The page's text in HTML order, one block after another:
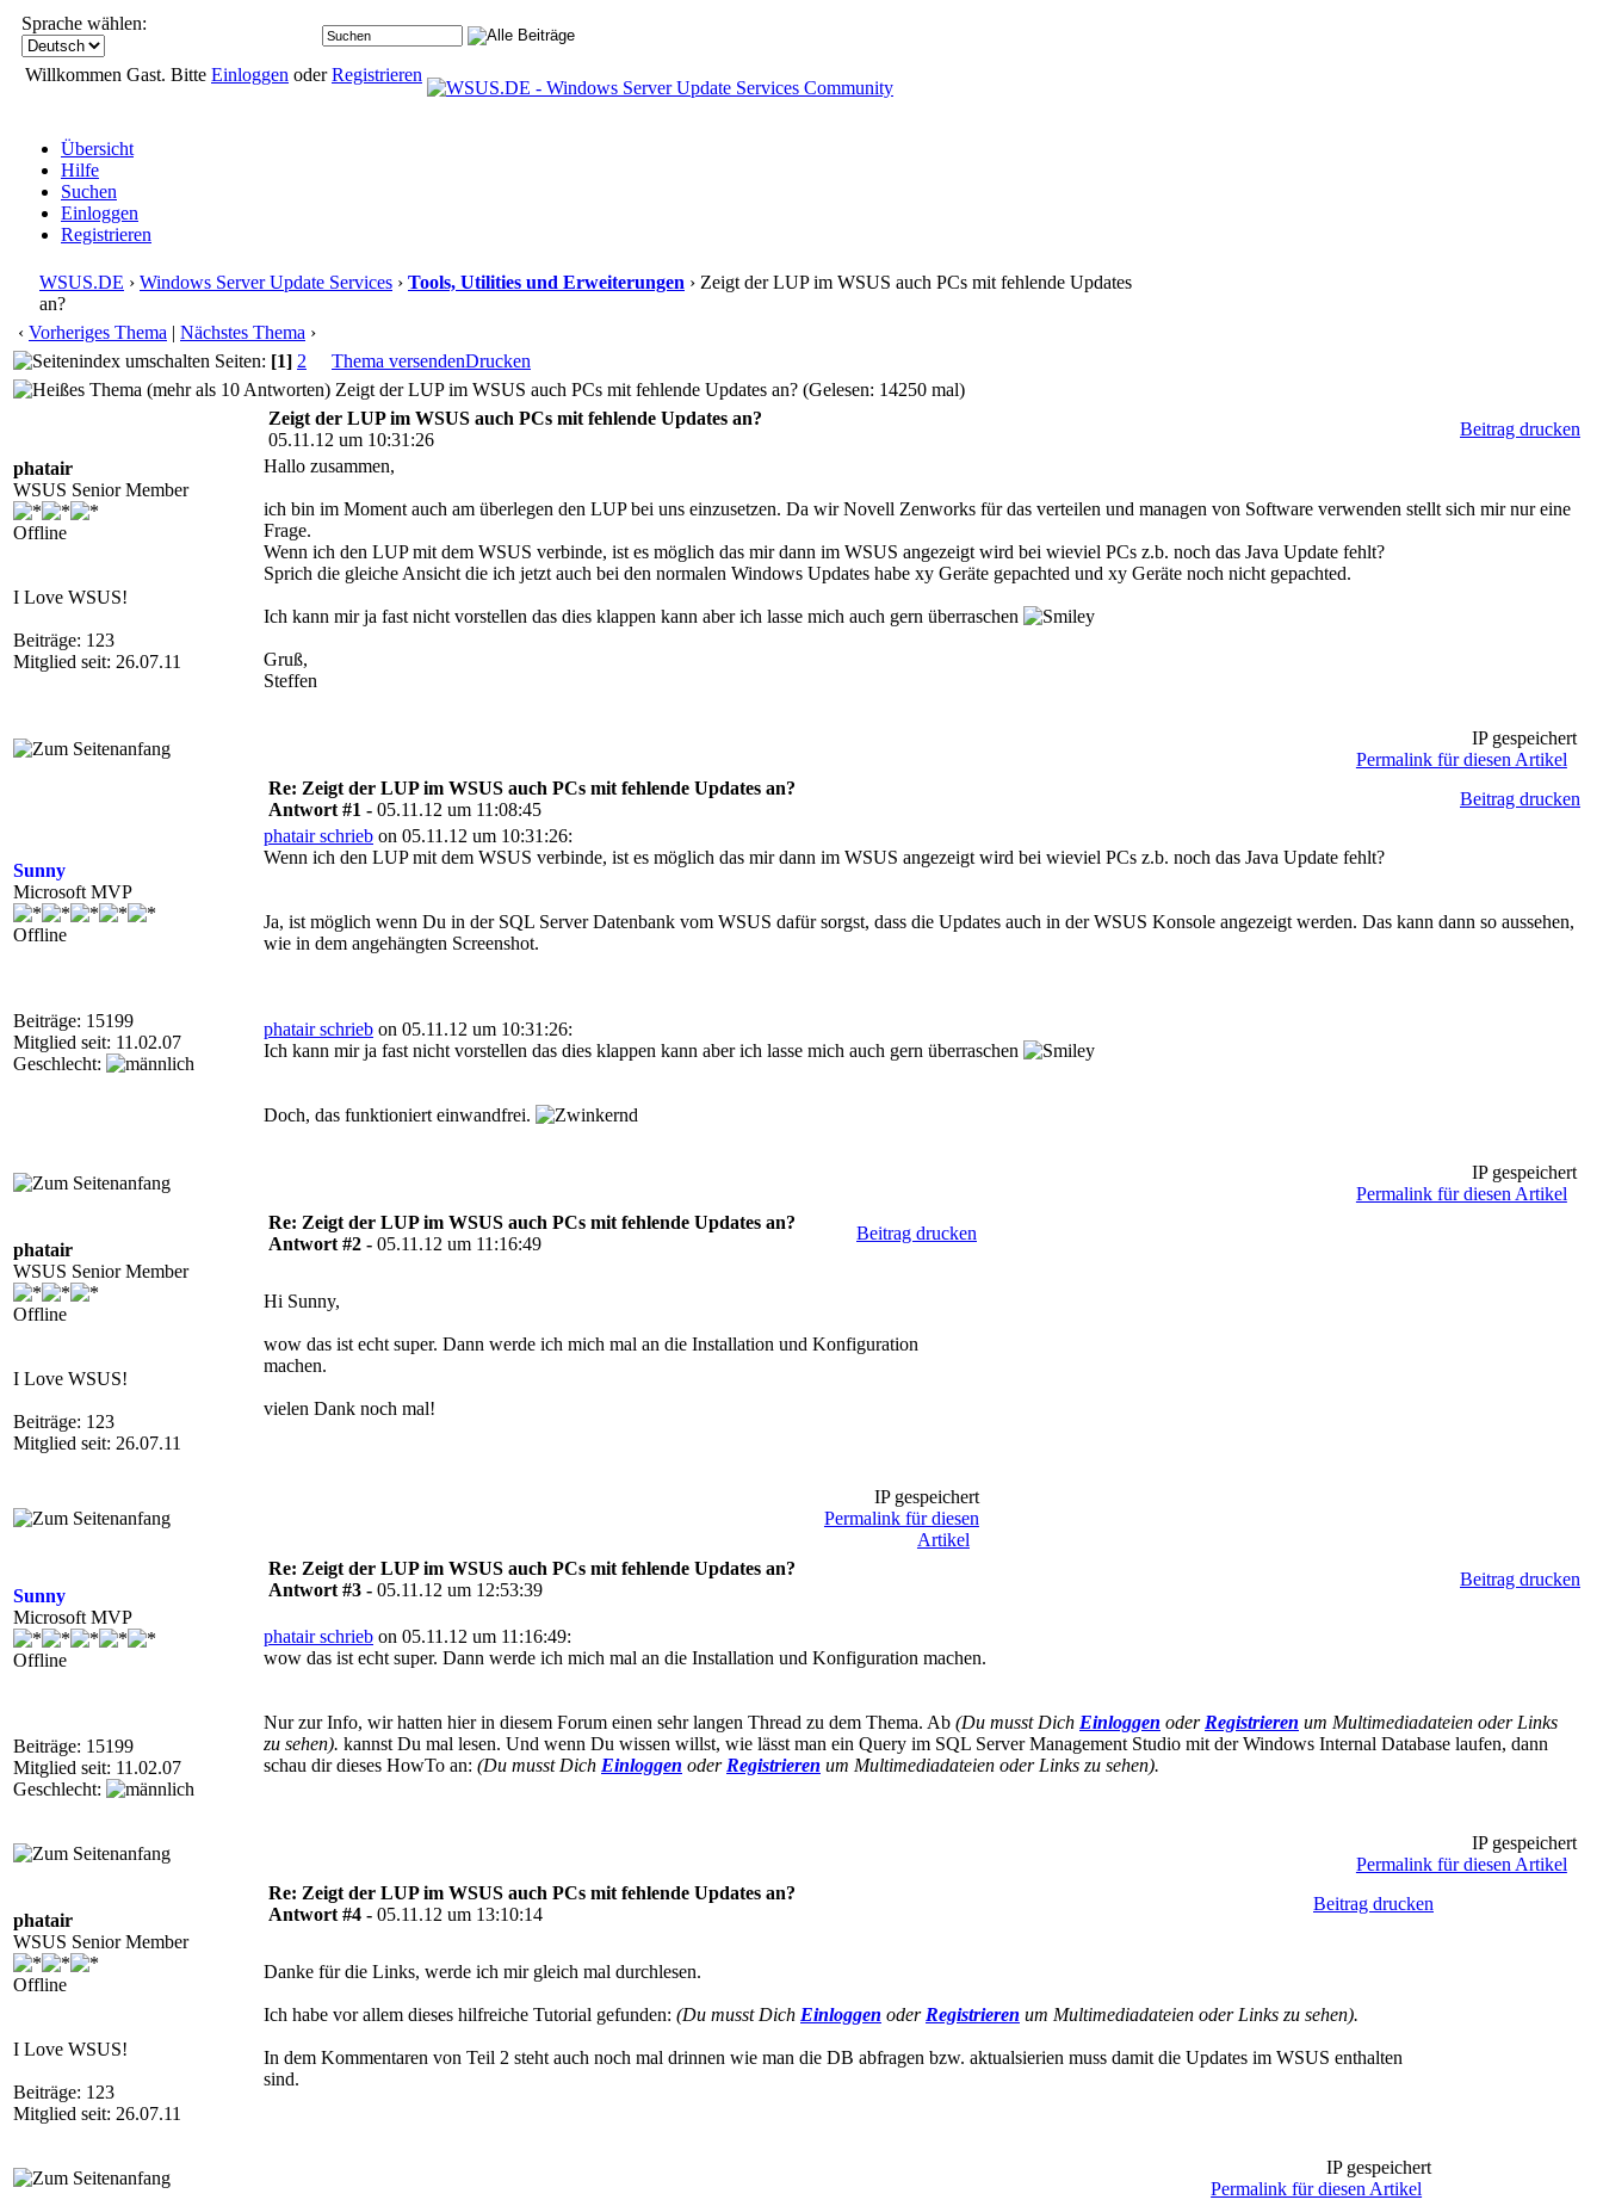
Sprache wählen:
Willkommen Gast. Bitte Einloggen oderRegistrieren
Übersicht
Hilfe
Suchen
Einloggen
Registrieren
WSUS.DE › Windows Server Update Services › Tools, Utilities und Erweiterungen › Zeigt der LUP im WSUS auch PCs mit fehlende Updates
an?
‹ Vorheriges Thema | Nächstes Thema ›
Seiten: [1] 2 Thema versendenDrucken
Zeigt der LUP im WSUS auch PCs mit fehlende Updates an? (Gelesen: 14250 mal)
phatair
WSUS Senior Member
Offline
I Love WSUS!
Beiträge: 123
Mitglied seit: 26.07.11
Zeigt der LUP im WSUS auch PCs mit fehlende Updates an?
05.11.12 um 10:31:26
Beitrag drucken
Hallo zusammen,
ich bin im Moment auch am überlegen den LUP bei uns einzusetzen. Da wir Novell Zenworks für das verteilen und managen von Software verwenden stellt sich mir nur eine
Frage.
Wenn ich den LUP mit dem WSUS verbinde, ist es möglich das mir dann im WSUS angezeigt wird bei wieviel PCs z.b. noch das Java Update fehlt?
Sprich die gleiche Ansicht die ich jetzt auch bei den normalen Windows Updates habe xy Geräte gepachted und xy Geräte noch nicht gepachted.
Ich kann mir ja fast nicht vorstellen das dies klappen kann aber ich lasse mich auch gern überraschen
Gruß,
Steffen
IP gespeichert
Permalink für diesen Artikel
Sunny
Microsoft MVP
Offline
Beiträge: 15199
Mitglied seit: 11.02.07
Geschlecht:
Re: Zeigt der LUP im WSUS auch PCs mit fehlende Updates an?
Antwort #1 - 05.11.12 um 11:08:45
Beitrag drucken
phatair schrieb on 05.11.12 um 10:31:26:
Wenn ich den LUP mit dem WSUS verbinde, ist es möglich das mir dann im WSUS angezeigt wird bei wieviel PCs z.b. noch das Java Update fehlt?
Ja, ist möglich wenn Du in der SQL Server Datenbank vom WSUS dafür sorgst, dass die Updates auch in der WSUS Konsole angezeigt werden. Das kann dann so aussehen,
wie in dem angehängten Screenshot.
phatair schrieb on 05.11.12 um 10:31:26:
Ich kann mir ja fast nicht vorstellen das dies klappen kann aber ich lasse mich auch gern überraschen
Doch, das funktioniert einwandfrei.
IP gespeichert
Permalink für diesen Artikel
phatair
WSUS Senior Member
Offline
I Love WSUS!
Beiträge: 123
Mitglied seit: 26.07.11
Re: Zeigt der LUP im WSUS auch PCs mit fehlende Updates an?
Antwort #2 - 05.11.12 um 11:16:49
Beitrag drucken
Hi Sunny,
wow das ist echt super. Dann werde ich mich mal an die Installation und Konfiguration
machen.
vielen Dank noch mal!
IP gespeichert
Permalink für diesen
Artikel
Sunny
Microsoft MVP
Offline
Beiträge: 15199
Mitglied seit: 11.02.07
Geschlecht:
Re: Zeigt der LUP im WSUS auch PCs mit fehlende Updates an?
Antwort #3 - 05.11.12 um 12:53:39
Beitrag drucken
phatair schrieb on 05.11.12 um 11:16:49:
wow das ist echt super. Dann werde ich mich mal an die Installation und Konfiguration machen.
Nur zur Info, wir hatten hier in diesem Forum einen sehr langen Thread zu dem Thema. Ab (Du musst Dich Einloggen oder Registrieren um Multimediadateien oder Links
zu sehen). kannst Du mal lesen. Und wenn Du wissen willst, wie lässt man ein Query im SQL Server Management Studio mit der Windows Internal Database laufen, dann
schau dir dieses HowTo an: (Du musst Dich Einloggen oder Registrieren um Multimediadateien oder Links zu sehen).
IP gespeichert
Permalink für diesen Artikel
phatair
WSUS Senior Member
Offline
I Love WSUS!
Beiträge: 123
Mitglied seit: 26.07.11
Re: Zeigt der LUP im WSUS auch PCs mit fehlende Updates an?
Antwort #4 - 05.11.12 um 13:10:14
Beitrag drucken
Danke für die Links, werde ich mir gleich mal durchlesen.
Ich habe vor allem dieses hilfreiche Tutorial gefunden: (Du musst Dich Einloggen oder Registrieren um Multimediadateien oder Links zu sehen).
In dem Kommentaren von Teil 2 steht auch noch mal drinnen wie man die DB abfragen bzw. aktualsierien muss damit die Updates im WSUS enthalten
sind.
IP gespeichert
Permalink für diesen Artikel